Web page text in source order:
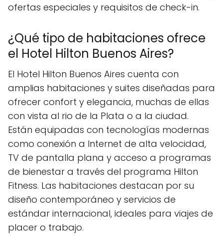
ofertas especiales y requisitos de check-in.
¿Qué tipo de habitaciones ofrece
el Hotel Hilton Buenos Aires?
El Hotel Hilton Buenos Aires cuenta con
amplias habitaciones y suites diseñadas para
ofrecer confort y elegancia, muchas de ellas
con vista al rio de la Plata o a la ciudad.
Están equipadas con tecnologías modernas
como conexión a Internet de alta velocidad,
TV de pantalla plana y acceso a programas
de bienestar a través del programa Hilton
Fitness. Las habitaciones destacan por su
diseño contemporáneo y servicios de
estándar internacional, ideales para viajes de
placer o trabajo.